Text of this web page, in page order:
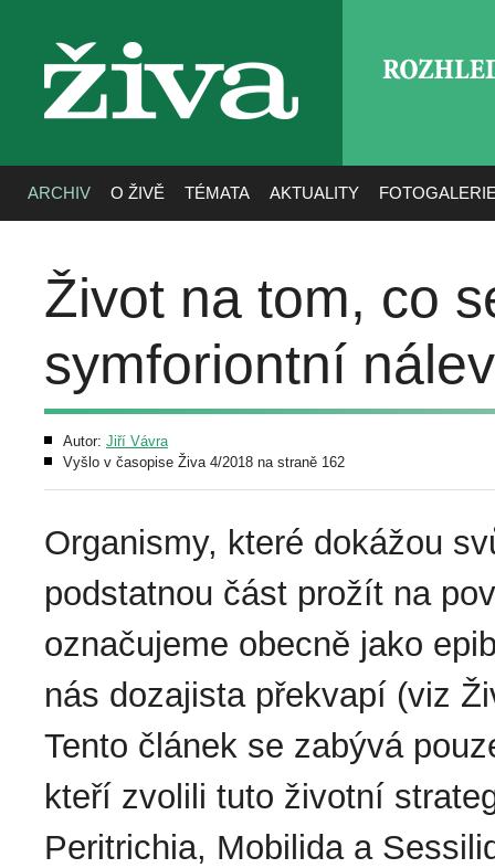
živa
ARCHIV O ŽIVĚ TÉMATA AKTUALITY
Život na tom, co
symforiontní
Autor: Jiří Vávra
Vyšlo v časopise Živa 4/2018 na straně 162
Organismy, které dokážou
podstatnou část prožít na
označujeme obecně jako
nás dozajista překvapí (viz
Tento článek se zabývá
kteří zvolili tuto životní
Peritrichia, Mobilida a